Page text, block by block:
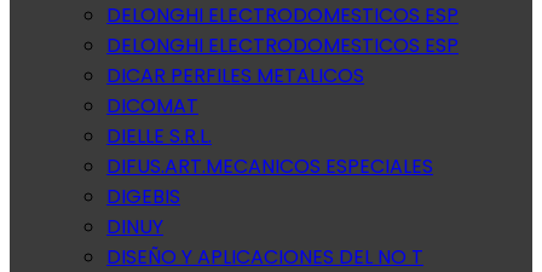
DELONGHI ELECTRODOMESTICOS ESP
DELONGHI ELECTRODOMESTICOS ESP
DICAR PERFILES METALICOS
DICOMAT
DIELLE S.R.L.
DIFUS.ART.MECANICOS ESPECIALES
DIGEBIS
DINUY
DISEÑO Y APLICACIONES DEL NO T